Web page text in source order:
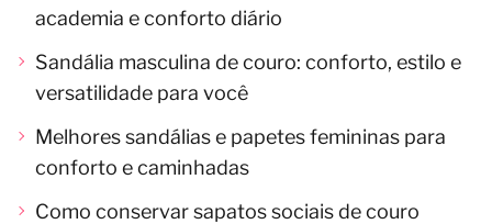
academia e conforto diário
Sandália masculina de couro: conforto, estilo e
versatilidade para você
Melhores sandálias e papetes femininas para
conforto e caminhadas
Como conservar sapatos sociais de couro